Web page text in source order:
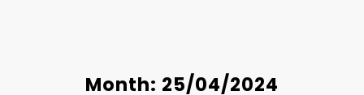
Month: 25/04/2024